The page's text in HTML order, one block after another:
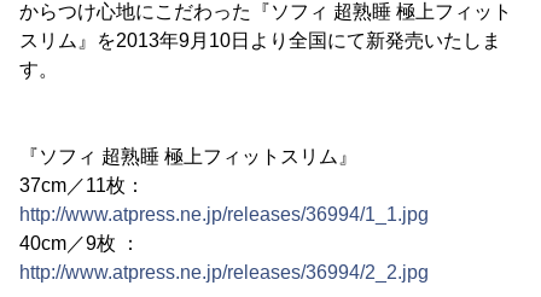
からつけ心地にこだわった『ソフィ 超熟睡 極上フィット
スリム』を2013年9月10日より全国にて新発売いたしま
す。
『ソフィ 超熟睡 極上フィットスリム』
37cm／11枚：
http://www.atpress.ne.jp/releases/36994/1_1.jpg
40cm／9枚 ：
http://www.atpress.ne.jp/releases/36994/2_2.jpg